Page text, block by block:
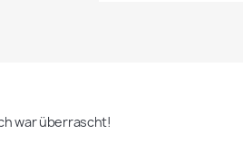
war überrascht!